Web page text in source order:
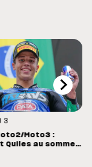
3
Moto3 :
Quiles au sommet,